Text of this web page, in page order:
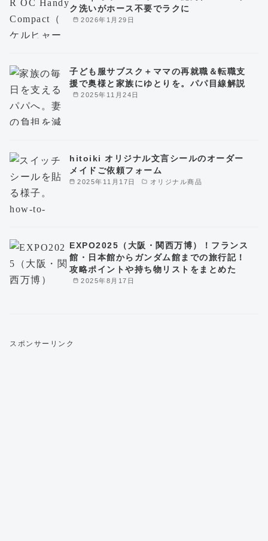
2026年1月29日
ク洗いがホース不要でラクに
2025年11月24日
子ども服サブスク＋ママの再就職＆転職支
援で奥様と家族にゆとりを。パパ目線解説
2025年11月17日 オリジナル商品
hitoiki オリジナル文言シールのオーダー
メイドご依頼フォーム
2025年8月17日
EXPO2025（大阪・関西万博）！フランス
館・日本館からガンダム館までの旅行記！
攻略ポイントや持ち物リストをまとめた
スポンサーリンク